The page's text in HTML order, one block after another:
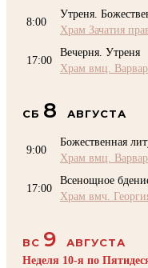
Помочь Подворью
8:00
Утреня.
Храм Зачатия
17:00
Вечерня. Утреня
Храм вмц.
СБ 8 АВГУСТА
9:00
Божественная
Храм вмц.
17:00
Всенощное
Храм вмч.
ВС 9
АВГУСТА
Неделя 10-я по